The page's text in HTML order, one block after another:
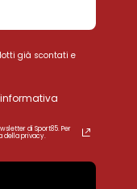
già scontati e
di Sport85. Per
della privacy.